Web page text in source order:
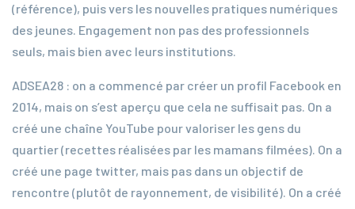
(référence), puis vers les nouvelles pratiques numériques
des jeunes. Engagement non pas des professionnels
seuls, mais bien avec leurs institutions.
ADSEA28 : on a commencé par créer un profil Facebook en
2014, mais on s’est aperçu que cela ne suffisait pas. On a
créé une chaîne YouTube pour valoriser les gens du
quartier (recettes réalisées par les mamans filmées). On a
créé une page twitter, mais pas dans un objectif de
rencontre (plutôt de rayonnement, de visibilité). On a créé